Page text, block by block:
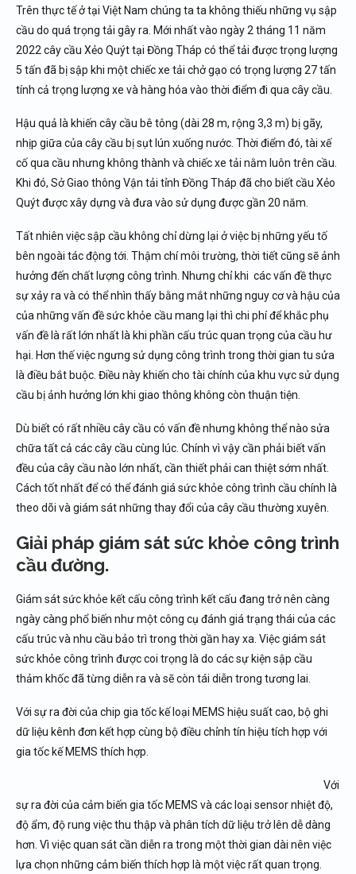
Trên thực tế ở tại Việt Nam chúng ta ta không thiếu những vụ sập
cầu do quá trọng tải gây ra. Mới nhất vào ngày 2 tháng 11 năm
2022 cây cầu Xẻo Quýt tại Đồng Tháp có thể tải được trọng lượng
5 tấn đã bị sập khi một chiếc xe tải chở gạo có trọng lượng 27 tấn
tính cả trọng lượng xe và hàng hóa vào thời điểm đi qua cây cầu.
Hậu quả là khiến cây cầu bê tông (dài 28 m, rộng 3,3 m) bị gãy,
nhịp giữa của cây cầu bị sụt lún xuống nước. Thời điểm đó, tài xế
cố qua cầu nhưng không thành và chiếc xe tải nằm luôn trên cầu.
Khi đó, Sở Giao thông Vận tải tỉnh Đồng Tháp đã cho biết cầu Xẻo
Quýt được xây dựng và đưa vào sử dụng được gần 20 năm.
Tất nhiên việc sập cầu không chỉ dừng lại ở việc bị những yếu tố
bên ngoài tác động tới. Thậm chí môi trường, thời tiết cũng sẽ ảnh
hưởng đến chất lượng công trình. Nhưng chỉ khi các vấn đề thực
sự xảy ra và có thể nhìn thấy bằng mắt những nguy cơ và hậu của
của những vấn đề sức khỏe cầu mang lại thì chi phí để khắc phụ
vấn đề là rất lớn nhất là khi phần cấu trúc quan trọng của cầu hư
hại. Hơn thế việc ngưng sử dụng công trình trong thời gian tu sửa
là điều bắt buộc. Điều này khiến cho tài chính của khu vực sử dụng
cầu bị ảnh hưởng lớn khi giao thông không còn thuận tiện.
Dù biết có rất nhiều cây cầu có vấn đề nhưng không thể nào sửa
chữa tất cả các cây cầu cùng lúc. Chính vì vậy cần phải biết vấn
đều của cây cầu nào lớn nhất, cần thiết phải can thiệt sớm nhất.
Cách tốt nhất để có thể đánh giá sức khỏe công trình cầu chính là
theo dõi và giám sát những thay đổi của cây cầu thường xuyên.
Giải pháp giám sát sức khỏe công trình
cầu đường.
Giám sát sức khỏe kết cấu công trình kết cấu đang trở nên càng
ngày càng phổ biến như một công cụ đánh giá trạng thái của các
cấu trúc và nhu cầu bảo trì trong thời gần hay xa. Việc giám sát
sức khỏe công trình được coi trọng là do các sự kiện sập cầu
thảm khốc đã từng diễn ra và sẽ còn tái diễn trong tương lai.
Với sự ra đời của chip gia tốc kế loại MEMS hiệu suất cao, bộ ghi
dữ liệu kênh đơn kết hợp cùng bộ điều chỉnh tín hiệu tích hợp với
gia tốc kế MEMS thích hợp.
Với
sự ra đời của cảm biến gia tốc MEMS và các loại sensor nhiệt độ,
độ ẩm, độ rung việc thu thập và phân tích dữ liệu trở lên dễ dàng
hơn. Vì việc quan sát cần diễn ra trong một thời gian dài nên việc
lựa chọn những cảm biến thích hợp là một việc rất quan trọng.